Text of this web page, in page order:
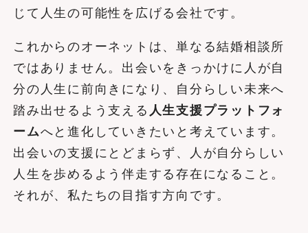
じて人生の可能性を広げる会社です。
これからのオーネットは、単なる結婚相談所
ではありません。出会いをきっかけに人が自
分の人生に前向きになり、自分らしい未来へ
踏み出せるよう支える 人生支援プラットフォ
ームへと進化していきたいと考えています。
出会いの支援にとどまらず、人が自分らしい
人生を歩めるよう伴走する存在になること。
それが、私たちの目指す方向です。